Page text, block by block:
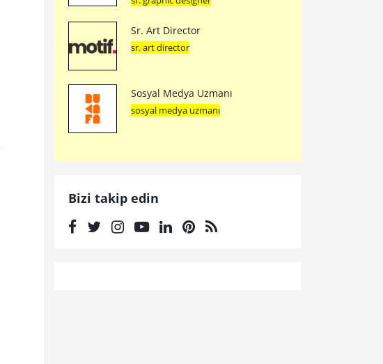
Sr. Art Director
sr. art director
Sosyal Medya Uzmanı
sosyal medya uzmanı
Bizi takip edin